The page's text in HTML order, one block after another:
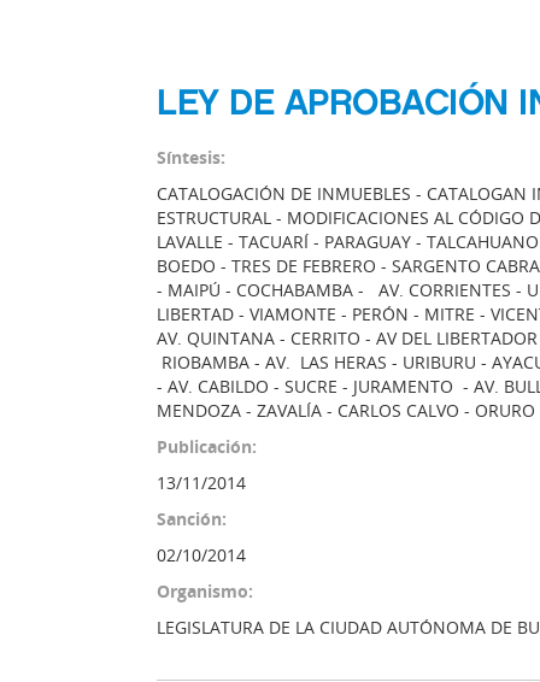
LEY DE APROBACIÓN
Síntesis:
CATALOGACIÓN DE INMUEBLES - CATALOGAN
ESTRUCTURAL - MODIFICACIONES AL
LAVALLE - TACUARÍ - PARAGUAY -
BOEDO - TRES DE FEBRERO - SARGENTO
- MAIPÚ - COCHABAMBA - AV. CORRIENTES -
LIBERTAD - VIAMONTE - PERÓN - MITRE -
AV. QUINTANA - CERRITO - AV DEL
RIOBAMBA - AV. LAS HERAS - URIBURU -
- AV. CABILDO - SUCRE - JURAMENTO - AV.
MENDOZA - ZAVALÍA - CARLOS CALVO -
Publicación:
13/11/2014
Sanción:
02/10/2014
Organismo:
LEGISLATURA DE LA CIUDAD AUTÓNOMA DE